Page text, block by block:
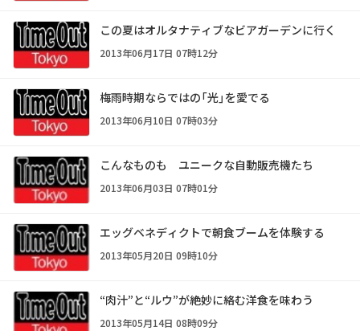
この夏はオルタナティブなビアガーデンに行く
2013年06月17日 07時12分
梅雨時期ならではの「光」を愛でる
2013年06月10日 07時03分
こんなものも ユニークな自動販売機たち
2013年06月03日 07時01分
エッグベネディクトで朝食ブームを体験する
2013年05月20日 09時10分
“肉汁”と“ルウ”が絶妙に絡む洋食を味わう
2013年05月14日 08時09分